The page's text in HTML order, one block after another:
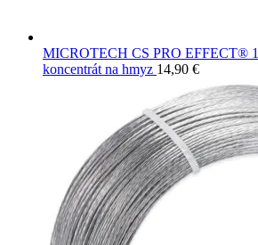
MICROTECH CS PRO EFFECT®
koncentrát na hmyz 14,90 €